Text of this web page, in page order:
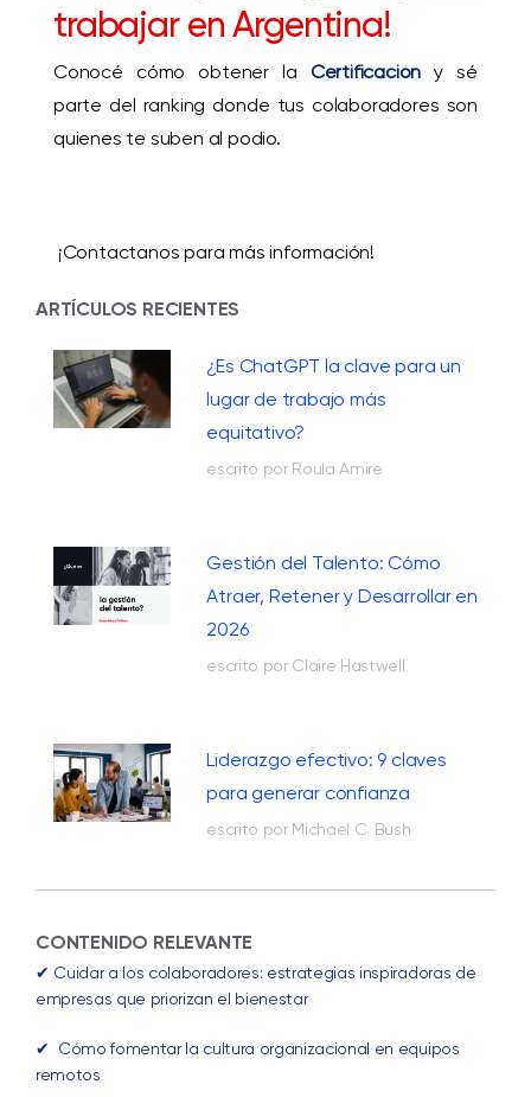
trabajar en Argentina!
Conocé cómo obtener la Certificacióny sé
parte del ranking donde tus colaboradores son
quienes te suben al podio.
¡Contactanos para más información!
ARTÍCULOS RECIENTES
¿Es ChatGPT la clave para un
lugar de trabajo más
equitativo?
escrito por Roula Amire
Gestión del Talento: Cómo
Atraer, Retener y Desarrollar en
2026
escrito por Claire Hastwell
Liderazgo efectivo: 9 claves
para generar confianza
escrito por Michael C. Bush
CONTENIDO RELEVANTE
✔ Cuidar a los colaboradores: estrategias inspiradoras de
empresas que priorizan el bienestar
✔ Cómo fomentar la cultura organizacional en equipos
remotos